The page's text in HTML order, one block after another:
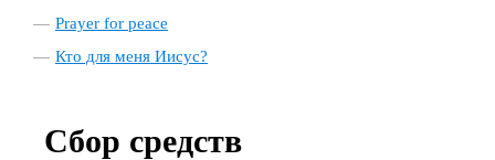
Prayer for peace
Кто для меня Иисус?
Сбор средств